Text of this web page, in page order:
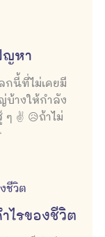
ญหา
กนี้ที่ไม่เคยมี
บ้างให้กำลัง
ๆ ✌ 😥ถ้าไม่
ไรของชีวิต